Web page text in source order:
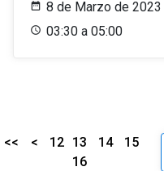
8 de Marzo de 2023
03:30 a 05:00
<< < 12 13 14
15
16